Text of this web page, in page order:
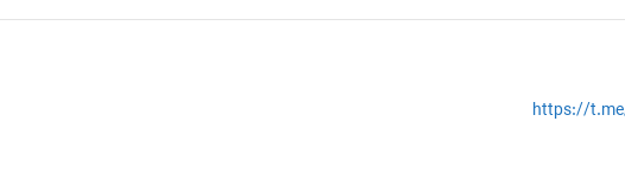
https://